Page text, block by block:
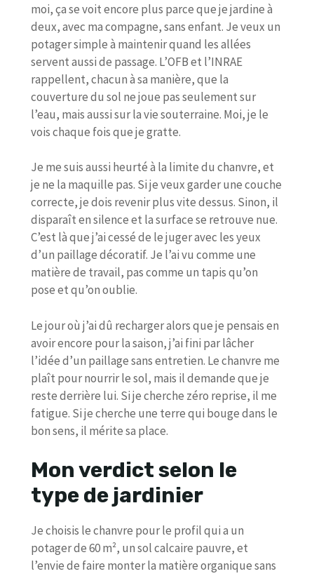
moi, ça se voit encore plus parce que je jardine à
deux, avec ma compagne, sans enfant. Je veux un
potager simple à maintenir quand les allées
servent aussi de passage. L’OFB et l’INRAE
rappellent, chacun à sa manière, que la
couverture du sol ne joue pas seulement sur
l’eau, mais aussi sur la vie souterraine. Moi, je le
vois chaque fois que je gratte.
Je me suis aussi heurté à la limite du chanvre, et
je ne la maquille pas. Si je veux garder une couche
correcte, je dois revenir plus vite dessus. Sinon, il
disparaît en silence et la surface se retrouve nue.
C’est là que j’ai cessé de le juger avec les yeux
d’un paillage décoratif. Je l’ai vu comme une
matière de travail, pas comme un tapis qu’on
pose et qu’on oublie.
Le jour où j’ai dû recharger alors que je pensais en
avoir encore pour la saison, j’ai fini par lâcher
l’idée d’un paillage sans entretien. Le chanvre me
plaît pour nourrir le sol, mais il demande que je
reste derrière lui. Si je cherche zéro reprise, il me
fatigue. Si je cherche une terre qui bouge dans le
bon sens, il mérite sa place.
Mon verdict selon le
type de jardinier
Je choisis le chanvre pour le profil qui a un
potager de 60 m², un sol calcaire pauvre, et
l’envie de faire monter la matière organique sans